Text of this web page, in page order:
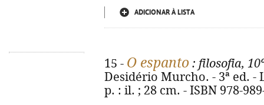
ADICIONAR À LISTA
15 - O espanto : filosofia,
Desidério Murcho. - 3ª ed. -
p. : il. ; 28 cm. - ISBN 978-